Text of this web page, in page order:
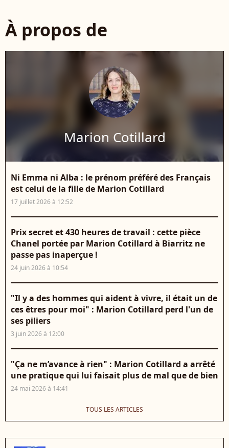
À propos de
Marion Cotillard
Ni Emma ni Alba : le prénom préféré des Français
est celui de la fille de Marion Cotillard
17 juillet 2026 à 12:52
Prix secret et 430 heures de travail : cette pièce
Chanel portée par Marion Cotillard à Biarritz ne
passe pas inaperçue !
24 juin 2026 à 10:54
"Il y a des hommes qui aident à vivre, il était un de
ces êtres pour moi" : Marion Cotillard perd l'un de
ses piliers
3 juin 2026 à 12:00
"Ça ne m’avance à rien" : Marion Cotillard a arrêté
une pratique qui lui faisait plus de mal que de bien
24 mai 2026 à 14:41
TOUS LES ARTICLES